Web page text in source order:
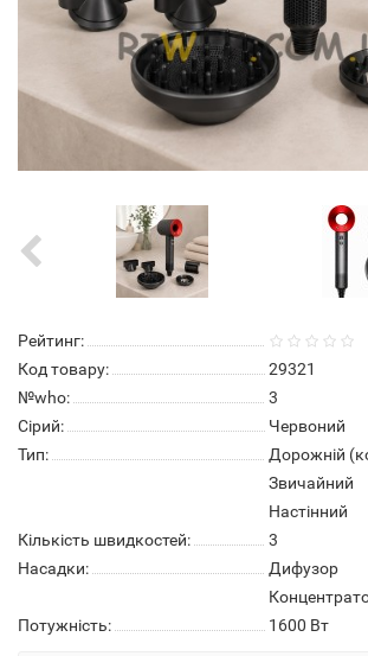
Рейтинг:
Код товару:
29321
№who:
3
Сірий:
Червоний
Тип:
Дорожній
Звичайний
Настінний
Кількість швидкостей:
3
Насадки:
Дифузор
Потужність:
1600 Вт